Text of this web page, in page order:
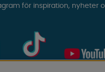
för inspiration, nyheter